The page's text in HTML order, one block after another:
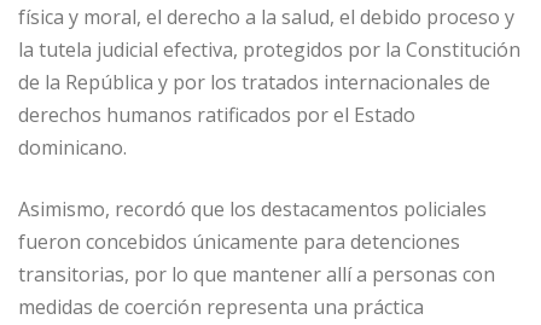
física y moral, el derecho a la salud, el debido proceso y
la tutela judicial efectiva, protegidos por la Constitución
de la República y por los tratados internacionales de
derechos humanos ratificados por el Estado
dominicano.
Asimismo, recordó que los destacamentos policiales
fueron concebidos únicamente para detenciones
transitorias, por lo que mantener allí a personas con
medidas de coerción representa una práctica